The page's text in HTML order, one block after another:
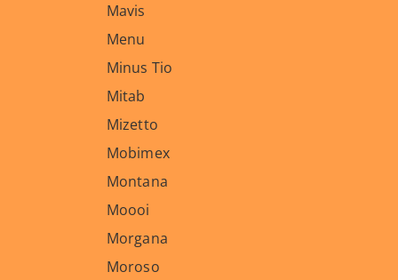
Mavis
Menu
Minus Tio
Mitab
Mizetto
Mobimex
Montana
Moooi
Morgana
Moroso